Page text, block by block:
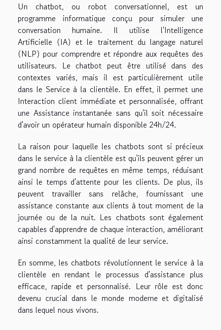
Un chatbot, ou robot conversationnel, est un
programme informatique conçu pour simuler une
conversation humaine. Il utilise l'Intelligence
Artificielle (IA) et le traitement du langage naturel
(NLP) pour comprendre et répondre aux requêtes des
utilisateurs. Le chatbot peut être utilisé dans des
contextes variés, mais il est particulièrement utile
dans le Service à la clientèle. En effet, il permet une
Interaction client immédiate et personnalisée, offrant
une Assistance instantanée sans qu'il soit nécessaire
d'avoir un opérateur humain disponible 24h/24.
La raison pour laquelle les chatbots sont si précieux
dans le service à la clientèle est qu'ils peuvent gérer un
grand nombre de requêtes en même temps, réduisant
ainsi le temps d'attente pour les clients. De plus, ils
peuvent travailler sans relâche, fournissant une
assistance constante aux clients à tout moment de la
journée ou de la nuit. Les chatbots sont également
capables d'apprendre de chaque interaction, améliorant
ainsi constamment la qualité de leur service.
En somme, les chatbots révolutionnent le service à la
clientèle en rendant le processus d'assistance plus
efficace, rapide et personnalisé. Leur rôle est donc
devenu crucial dans le monde moderne et digitalisé
dans lequel nous vivons.